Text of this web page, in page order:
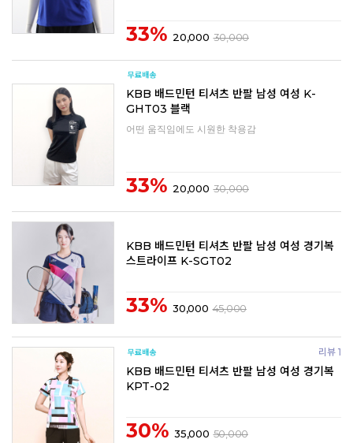
33% 20,000 30,000
KBB 배드민턴 티셔츠 반팔 남성 여성 K-
GHT03 블랙
어떤 움직임에도 시원한 착용감
33% 20,000 30,000
KBB 배드민턴 티셔츠 반팔 남성 여성 경기복
스트라이프 K-SGT02
33% 30,000 45,000
리뷰 1
KBB 배드민턴 티셔츠 반팔 남성 여성 경기복
KPT-02
30% 35,000 50,000